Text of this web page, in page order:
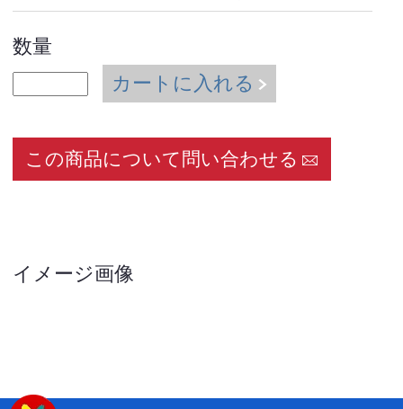
数量
カートに入れる
この商品について問い合わせる
イメージ画像